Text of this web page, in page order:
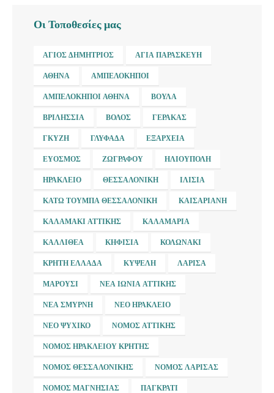
Οι Τοποθεσίες μας
ΆΓΙΟΣ ΔΗΜΉΤΡΙΟΣ ΑΓΊΑ ΠΑΡΑΣΚΕΥΉ
ΑΘΉΝΑ ΑΜΠΕΛΌΚΗΠΟΙ
ΑΜΠΕΛΌΚΗΠΟΙ ΑΘΉΝΑ ΒΟΎΛΑ
ΒΡΙΛΉΣΣΙΑ ΒΌΛΟΣ ΓΈΡΑΚΑΣ
ΓΚΎΖΗ ΓΛΥΦΆΔΑ ΕΞΆΡΧΕΙΑ
ΕΎΟΣΜΟΣ ΖΩΓΡΆΦΟΥ ΗΛΙΟΎΠΟΛΗ
ΗΡΆΚΛΕΙΟ ΘΕΣΣΑΛΟΝΊΚΗ ΙΛΊΣΙΑ
ΚΆΤΩ ΤΟΎΜΠΑ ΘΕΣΣΑΛΟΝΊΚΗ ΚΑΙΣΑΡΙΑΝΉ
ΚΑΛΑΜΆΚΙ ΑΤΤΙΚΉΣ ΚΑΛΑΜΑΡΙΆ
ΚΑΛΛΙΘΈΑ ΚΗΦΙΣΙΆ ΚΟΛΩΝΆΚΙ
ΚΡΉΤΗ ΕΛΛΆΔΑ ΚΥΨΈΛΗ ΛΆΡΙΣΑ
ΜΑΡΟΎΣΙ ΝΈΑ ΙΩΝΊΑ ΑΤΤΙΚΉΣ
ΝΈΑ ΣΜΎΡΝΗ ΝΈΟ ΗΡΆΚΛΕΙΟ
ΝΈΟ ΨΥΧΙΚΌ ΝΟΜΌΣ ΑΤΤΙΚΉΣ
ΝΟΜΌΣ ΗΡΑΚΛΕΊΟΥ ΚΡΉΤΗΣ
ΝΟΜΌΣ ΘΕΣΣΑΛΟΝΊΚΗΣ ΝΟΜΌΣ ΛΆΡΙΣΑΣ
ΝΟΜΌΣ ΜΑΓΝΗΣΊΑΣ ΠΑΓΚΡΆΤΙ